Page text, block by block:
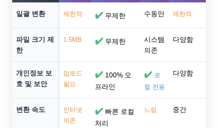
일괄 변환 제한적 ✔️ 무제한 수동만 제한적
파일 크기 제
한
1-5MB ✔️ 무제한
시스템
의존
다양함
개인정보 보
호 및 보안
업로드
필요
✔️ 100% 오
프라인
✔️ 로
컬 전용
다양함
변환 속도
인터넷
의존
✔️ 빠른 로컬
처리
느림 중간